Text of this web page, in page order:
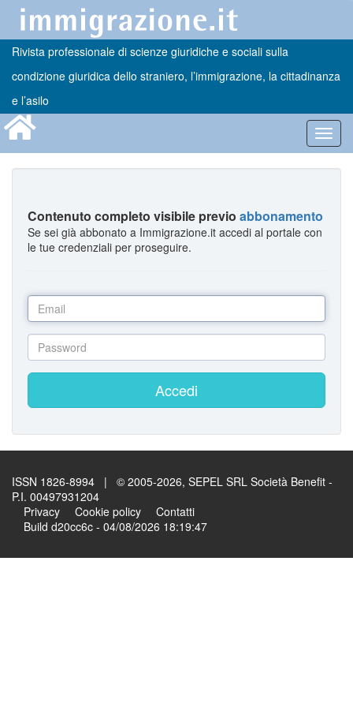
Rivista professionale di scienze giuridiche e sociali sulla
condizione giuridica dello straniero, l’immigrazione, la cittadinanza
e l’asilo
Contenuto completo visibile previo abbonamento
Se sei già abbonato a Immigrazione.it accedi al portale con
le tue credenziali per proseguire.
Accedi
ISSN 1826-8994 | © 2005-2026, SEPEL SRL Società Benefit -
P.I. 00497931204
Privacy
Cookie policy
Contatti
Build d20cc6c - 04/08/2026 18:19:47